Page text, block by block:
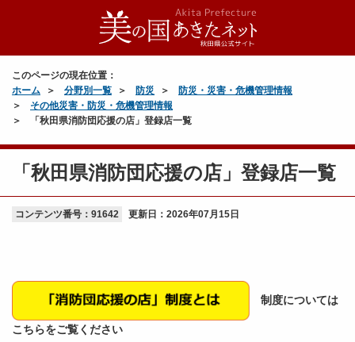
このページの現在位置：
ホーム
分野別一覧 防災
防災・災害・危機管理情報
その他災害・防災・危機管理情報
「秋田県消防団応援の店」登録店一覧
「秋田県消防団応援の店」登録店一覧
コンテンツ番号：91642 更新日： 2026年07月15日
制度については
こちらをご覧ください